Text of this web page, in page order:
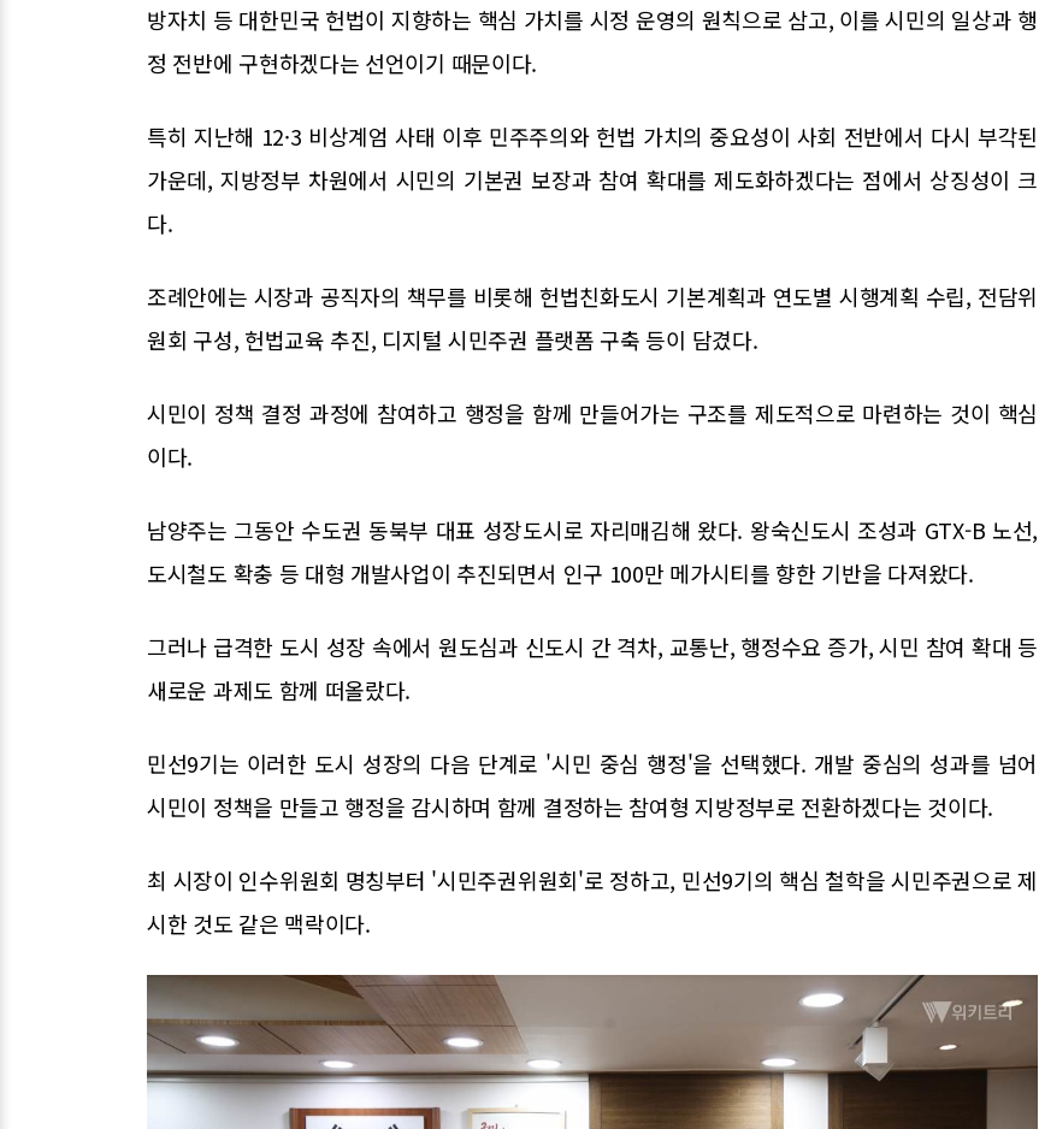
방자치 등 대한민국 헌법이 지향하는 핵심 가치를 시정 운영의 원칙으로 삼고, 이를 시민의 일상과 행
정 전반에 구현하겠다는 선언이기 때문이다.
특히 지난해 12·3 비상계엄 사태 이후 민주주의와 헌법 가치의 중요성이 사회 전반에서 다시 부각된
가운데, 지방정부 차원에서 시민의 기본권 보장과 참여 확대를 제도화하겠다는 점에서 상징성이 크
다.
조례안에는 시장과 공직자의 책무를 비롯해 헌법친화도시 기본계획과 연도별 시행계획 수립, 전담위
원회 구성, 헌법교육 추진, 디지털 시민주권 플랫폼 구축 등이 담겼다.
시민이 정책 결정 과정에 참여하고 행정을 함께 만들어가는 구조를 제도적으로 마련하는 것이 핵심
이다.
남양주는 그동안 수도권 동북부 대표 성장도시로 자리매김해 왔다. 왕숙신도시 조성과 GTX-B 노선,
도시철도 확충 등 대형 개발사업이 추진되면서 인구 100만 메가시티를 향한 기반을 다져왔다.
그러나 급격한 도시 성장 속에서 원도심과 신도시 간 격차, 교통난, 행정수요 증가, 시민 참여 확대 등
새로운 과제도 함께 떠올랐다.
민선9기는 이러한 도시 성장의 다음 단계로 '시민 중심 행정'을 선택했다. 개발 중심의 성과를 넘어
시민이 정책을 만들고 행정을 감시하며 함께 결정하는 참여형 지방정부로 전환하겠다는 것이다.
최 시장이 인수위원회 명칭부터 '시민주권위원회'로 정하고, 민선9기의 핵심 철학을 시민주권으로 제
시한 것도 같은 맥락이다.